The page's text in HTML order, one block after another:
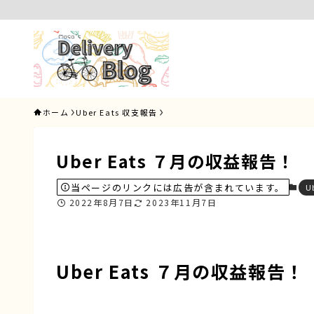
ホーム Uber Eats 収支報告
Uber Eats ７月の収益報告！
当ページのリンクには広告が含まれています。
2022年8月7日 2023年11月7日
Uber Eats ７月の収益報告！